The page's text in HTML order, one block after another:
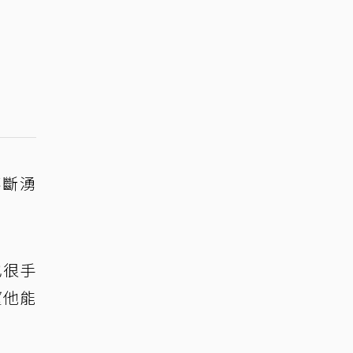
湧
手
能